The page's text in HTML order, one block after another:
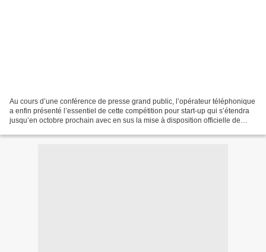
Au cours d’une conférence de presse grand public, l’opérateur téléphonique
a enfin présenté l’essentiel de cette compétition pour start-up qui s’étendra
jusqu’en octobre prochain avec en sus la mise à disposition officielle de